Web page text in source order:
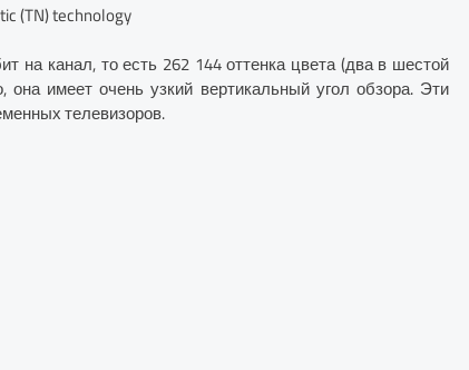
(TN) technology
на канал, то есть 262 144 оттенка цвета (два в шестой
она имеет очень узкий вертикальный угол обзора. Эти
телевизоров.